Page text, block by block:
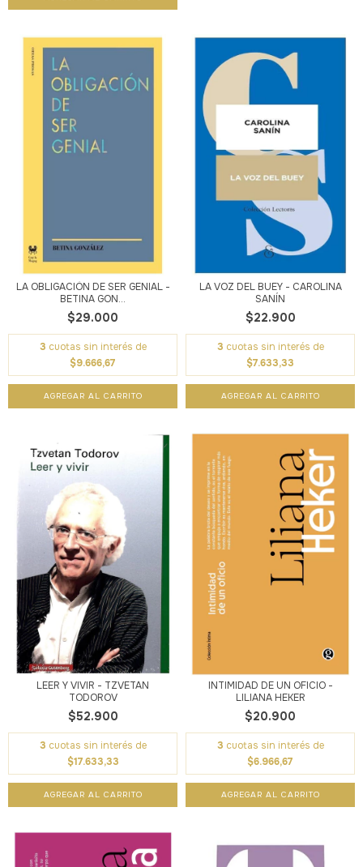
LA OBLIGACIÓN DE SER GENIAL -
BETINA GON...
$29.000
3 cuotas sin interés de
$9.666,67
LA VOZ DEL BUEY - CAROLINA
SANÍN
$22.900
3 cuotas sin interés de
$7.633,33
LEER Y VIVIR - TZVETAN
TODOROV
$52.900
3 cuotas sin interés de
$17.633,33
INTIMIDAD DE UN OFICIO -
LILIANA HEKER
$20.900
3 cuotas sin interés de
$6.966,67